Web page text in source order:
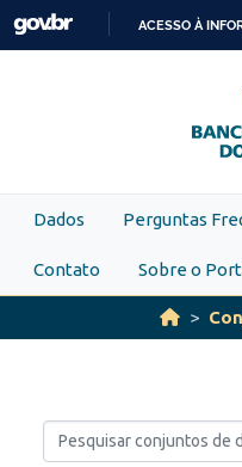
Skip to main content
ACESSO À
Dados Perguntas
Contato Sobre o